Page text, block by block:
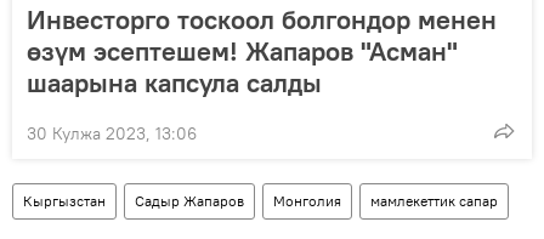
Инвесторго тоскоол болгондор менен
өзүм эсептешем! Жапаров "Асман"
шаарына капсула салды
30 Кулжа 2023, 13:06
Кыргызстан Садыр Жапаров Монголия мамлекеттик сапар